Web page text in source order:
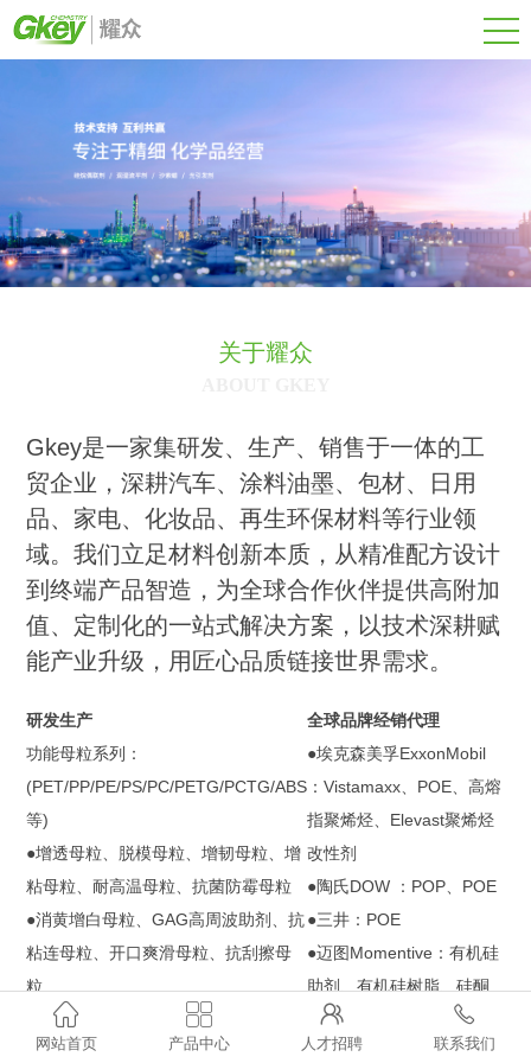
关于耀众
Gkey是一家集研发、生产、销售于一体的工
贸企业，深耕汽车、涂料油墨、包材、日用
品、家电、化妆品、再生环保材料等行业领
域。我们立足材料创新本质，从精准配方设计
到终端产品智造，为全球合作伙伴提供高附加
值、定制化的一站式解决方案，以技术深耕赋
能产业升级，用匠心品质链接世界需求。
研发生产
功能母粒系列：
(PET/PP/PE/PS/PC/PETG/PCTG/ABS
等)
●增透母粒、脱模母粒、增韧母粒、增
粘母粒、耐高温母粒、抗菌防霉母粒
●消黄增白母粒、GAG高周波助剂、抗
粘连母粒、开口爽滑母粒、抗刮擦母
粒
●抗静电母粒、阻燃母粒、哑光母粒、
增硬增刚母粒
全球品牌经销代理
●埃克森美孚ExxonMobil
：Vistamaxx、POE、高熔
指聚烯烃、Elevast聚烯烃
改性剂
●陶氏DOW ：POP、POE
●三井：POE
●迈图Momentive：有机硅
助剂、有机硅树脂、硅酮
母粒、无氟PPA、阻燃剂、
聚醚改性硅油、光扩散剂

网站首页

产品中心 人才招聘

联系我们